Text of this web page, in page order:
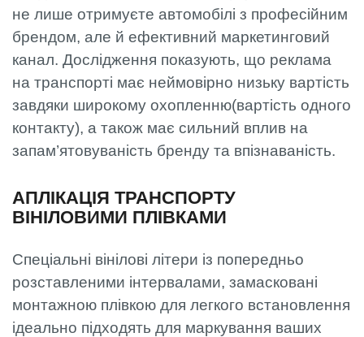
не лише отримуєте автомобілі з професійним
брендом, але й ефективний маркетинговий
канал. Дослідження показують, що реклама
на транспорті має неймовірно низьку вартість
завдяки широкому охопленню(вартість одного
контакту), а також має сильний вплив на
запам’ятовуваність бренду та впізнаваність.
АПЛІКАЦІЯ ТРАНСПОРТУ
ВІНІЛОВИМИ ПЛІВКАМИ
Спеціальні вінілові літери із попередньо
розставленими інтервалами, замасковані
монтажною плівкою для легкого встановлення
ідеально підходять для маркування ваших